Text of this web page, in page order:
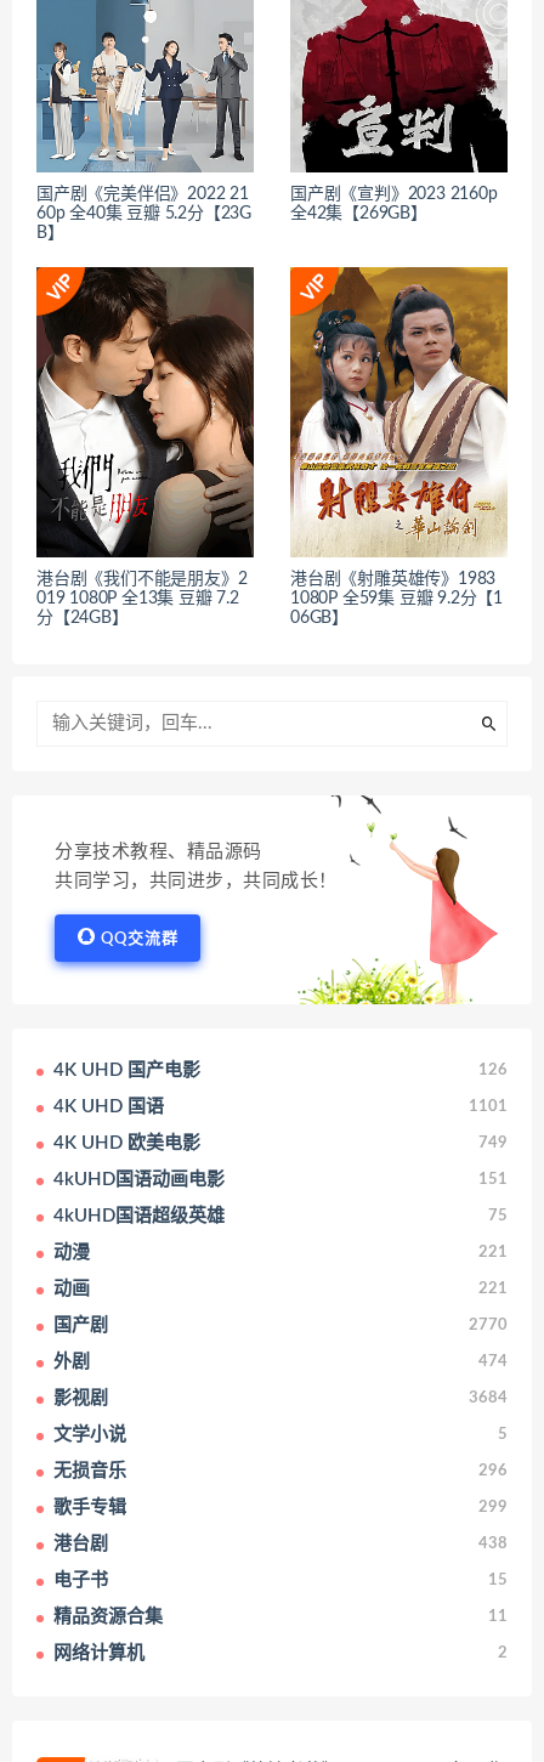
国产剧《完美伴侣》2022 21
60p 全40集 豆瓣 5.2分【23G
B】
国产剧《宣判》2023 2160p
全42集【269GB】
港台剧《我们不能是朋友》2
019 1080P 全13集 豆瓣 7.2
分【24GB】
港台剧《射雕英雄传》1983
1080P 全59集 豆瓣 9.2分【1
06GB】
分享技术教程、精品源码
共同学习，共同进步，共同成长！
QQ交流群
4K UHD 国产电影 126
4K UHD 国语 1101
4K UHD 欧美电影 749
4kUHD国语动画电影 151
4kUHD国语超级英雄 75
动漫 221
动画 221
国产剧 2770
外剧 474
影视剧 3684
文学小说 5
无损音乐 296
歌手专辑 299
港台剧 438
电子书 15
精品资源合集 11
网络计算机 2